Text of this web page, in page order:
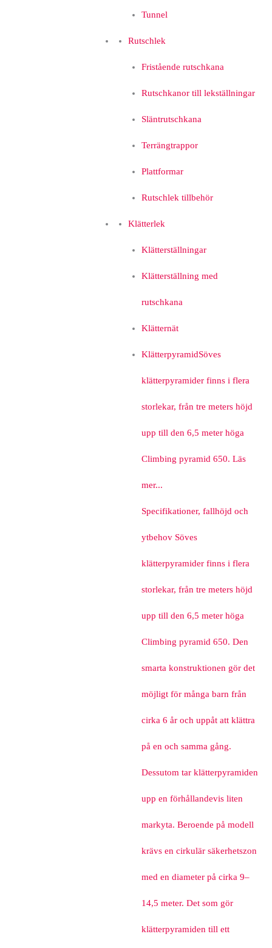
Tunnel
Rutschlek
Fristående rutschkana
Rutschkanor till lekställningar
Släntrutschkana
Terrängtrappor
Plattformar
Rutschlek tillbehör
Klätterlek
Klätterställningar
Klätterställning med
rutschkana
Klätternät
KlätterpyramidSöves
klätterpyramider finns i flera
storlekar, från tre meters höjd
upp till den 6,5 meter höga
Climbing pyramid 650. Läs
mer...
Specifikationer, fallhöjd och
ytbehov Söves
klätterpyramider finns i flera
storlekar, från tre meters höjd
upp till den 6,5 meter höga
Climbing pyramid 650. Den
smarta konstruktionen gör det
möjligt för många barn från
cirka 6 år och uppåt att klättra
på en och samma gång.
Dessutom tar klätterpyramiden
upp en förhållandevis liten
markyta. Beroende på modell
krävs en cirkulär säkerhetszon
med en diameter på cirka 9–
14,5 meter. Det som gör
klätterpyramiden till ett